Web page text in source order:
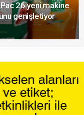
26 yeni makine
genişletiyor